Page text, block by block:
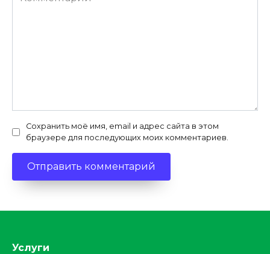
Сохранить моё имя, email и адрес сайта в этом
браузере для последующих моих комментариев.
Услуги